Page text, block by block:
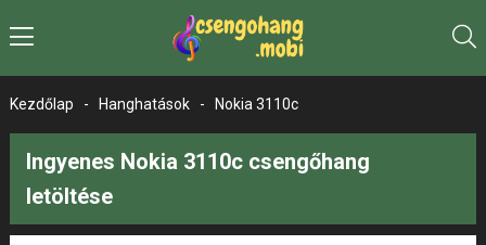
Kezdőlap - Hanghatások - Nokia 3110c
Ingyenes Nokia 3110c csengőhang
letöltése